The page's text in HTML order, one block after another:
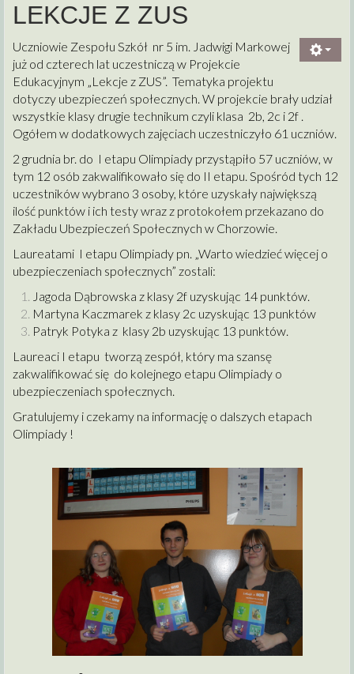
LEKCJE Z ZUS
Uczniowie Zespołu Szkół nr 5 im. Jadwigi Markowej
już od czterech lat uczestniczą w Projekcie
Edukacyjnym „Lekcje z ZUS”. Tematyka projektu
dotyczy ubezpieczeń społecznych. W projekcie brały udział
wszystkie klasy drugie technikum czyli klasa 2b, 2c i 2f .
Ogółem w dodatkowych zajęciach uczestniczyło 61 uczniów.
2 grudnia br. do I etapu Olimpiady przystąpiło 57 uczniów, w
tym 12 osób zakwalifikowało się do II etapu. Spośród tych 12
uczestników wybrano 3 osoby, które uzyskały największą
ilość punktów i ich testy wraz z protokołem przekazano do
Zakładu Ubezpieczeń Społecznych w Chorzowie.
Laureatami I etapu Olimpiady pn. „Warto wiedzieć więcej o
ubezpieczeniach społecznych” zostali:
Jagoda Dąbrowska z klasy 2f uzyskując 14 punktów.
Martyna Kaczmarek z klasy 2c uzyskując 13 punktów
Patryk Potyka z klasy 2b uzyskując 13 punktów.
Laureaci I etapu tworzą zespół, który ma szansę
zakwalifikować się do kolejnego etapu Olimpiady o
ubezpieczeniach społecznych.
Gratulujemy i czekamy na informację o dalszych etapach
Olimpiady !